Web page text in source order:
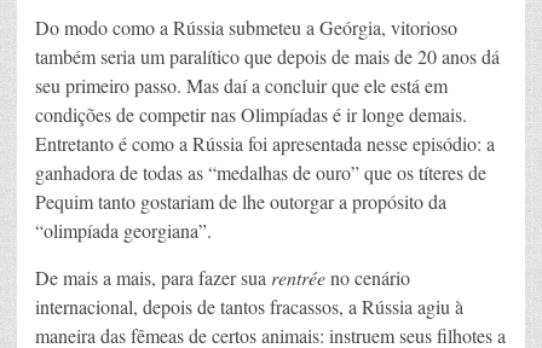
Do modo como a Rússia submeteu a Geórgia, vitorioso
também seria um paralítico que depois de mais de 20 anos dá
seu primeiro passo. Mas daí a concluir que ele está em
condições de competir nas Olimpíadas é ir longe demais.
Entretanto é como a Rússia foi apresentada nesse episódio: a
ganhadora de todas as “medalhas de ouro” que os títeres de
Pequim tanto gostariam de lhe outorgar a propósito da
“olimpíada georgiana”.
De mais a mais, para fazer suarentréeno cenário
internacional, depois de tantos fracassos, a Rússia agiu à
maneira das fêmeas de certos animais: instruem seus filhotes a